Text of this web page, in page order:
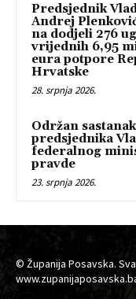
Predsjednik
Andrej
na dodjeli 276
vrijednih 6,95
eura potpore
Hrvatske
28. srpnja 2026.
Održan sastanak
predsjednika
federalnog
pravde
23. srpnja 2026.
© Županija Posavska.